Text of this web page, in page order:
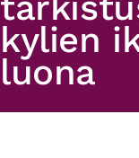
kylien
luona